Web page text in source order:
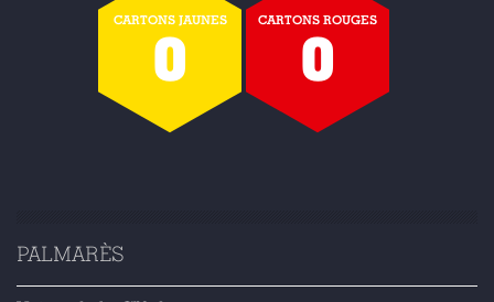
CARTONS JAUNES
0
CARTONS ROUGES
0
PALMARÈS